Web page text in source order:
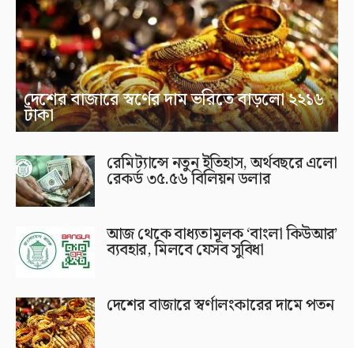
দেশের বাজারে স্বর্ণের দাম ভরিতে বাড়লো ২২১৬
টাকা
রেমিট্যান্সে নতুন ইতিহাস, অর্থবছরে এলো
রেকর্ড ৩৫.৫৬ বিলিয়ন ডলার
আজ থেকে বাধ্যতামূলক ‘বাংলা কিউআর’
ব্যবহার, মিলবে যেসব সুবিধা
দেশের বাজারে স্বর্ণালংকারের দামে পতন